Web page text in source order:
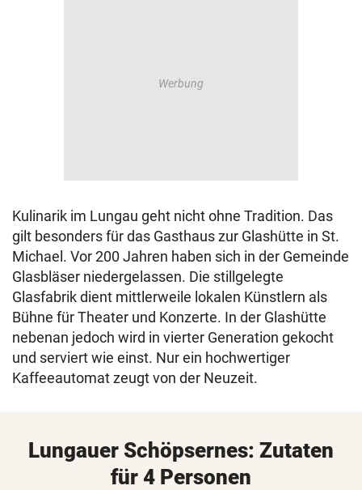
Kulinarik im Lungau geht nicht ohne Tradition. Das
gilt besonders für das Gasthaus zur Glashütte in St.
Michael. Vor 200 Jahren haben sich in der Gemeinde
Glasbläser niedergelassen. Die stillgelegte
Glasfabrik dient mittlerweile lokalen Künstlern als
Bühne für Theater und Konzerte. In der Glashütte
nebenan jedoch wird in vierter Generation gekocht
und serviert wie einst. Nur ein hochwertiger
Kaffeeautomat zeugt von der Neuzeit.
Lungauer Schöpsernes: Zutaten
für 4 Personen